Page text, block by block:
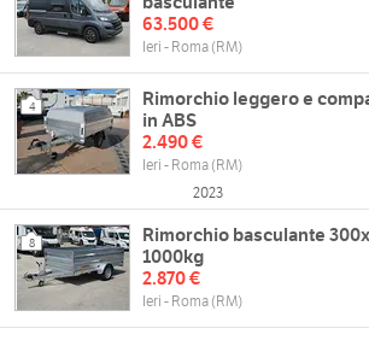
63.500 €
Ieri - Roma (RM)
4
Rimorchio leggero e
in ABS
2.490 €
Ieri - Roma (RM)
2023
8
Rimorchio basculante
1000kg
2.870 €
Ieri - Roma (RM)